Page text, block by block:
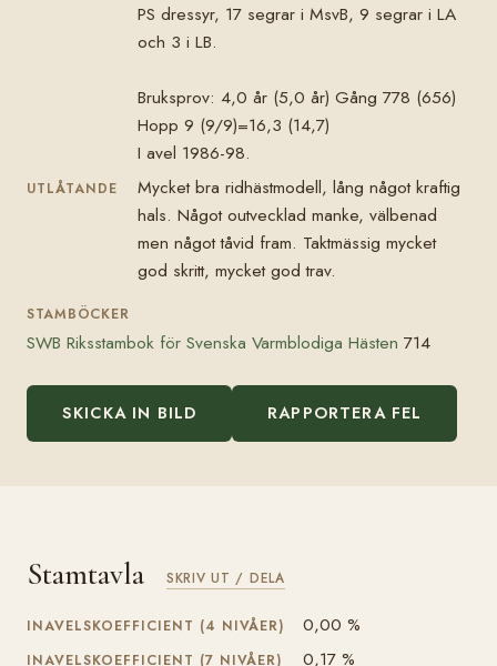
PS dressyr, 17 segrar i MsvB, 9 segrar i LA
och 3 i LB.
Bruksprov: 4,0 år (5,0 år) Gång 778 (656)
Hopp 9 (9/9)=16,3 (14,7)
I avel 1986-98.
UTLÅTANDE
Mycket bra ridhästmodell, lång något kraftig
hals. Något outvecklad manke, välbenad
men något tåvid fram. Taktmässig mycket
god skritt, mycket god trav.
STAMBÖCKER
SWB Riksstambok för Svenska Varmblodiga Hästen 714
SKICKA IN BILD RAPPORTERA FEL
Stamtavla SKRIV UT / DELA
INAVELSKOEFFICIENT (4 NIVÅER) 0,00 %
INAVELSKOEFFICIENT (7 NIVÅER) 0,17 %